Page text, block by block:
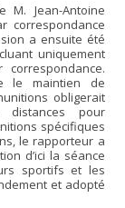
M. Jean-Antoine
correspondance
a ensuite été
uniquement
le maintien de
obligerait
pour
spécifiques
le rapporteur a
d’ici la séance
sportifs et les
et adopté